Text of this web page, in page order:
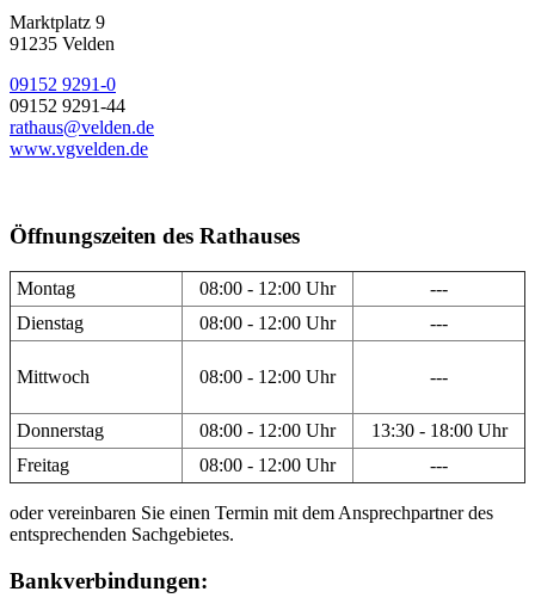
Marktplatz 9
91235 Velden
09152 9291-0
09152 9291-44
rathaus@velden.de
www.vgvelden.de
Öffnungszeiten des Rathauses
Montag 08:00 - 12:00 Uhr
---
Dienstag
08:00 - 12:00 Uhr ---
Mittwoch 08:00 - 12:00 Uhr ---
Donnerstag 08:00 - 12:00 Uhr
13:30 - 18:00 Uhr
Freitag
08:00 - 12:00 Uhr ---
oder vereinbaren Sie einen Termin mit dem Ansprechpartner des
entsprechenden Sachgebietes.
Bankverbindungen: